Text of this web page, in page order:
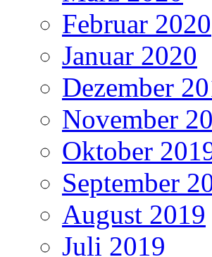
Februar 2020
Januar 2020
Dezember
November
Oktober
September
August 2019
Juli 2019